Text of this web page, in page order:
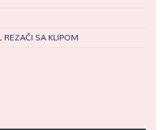
, REZAČI SA KLIPOM